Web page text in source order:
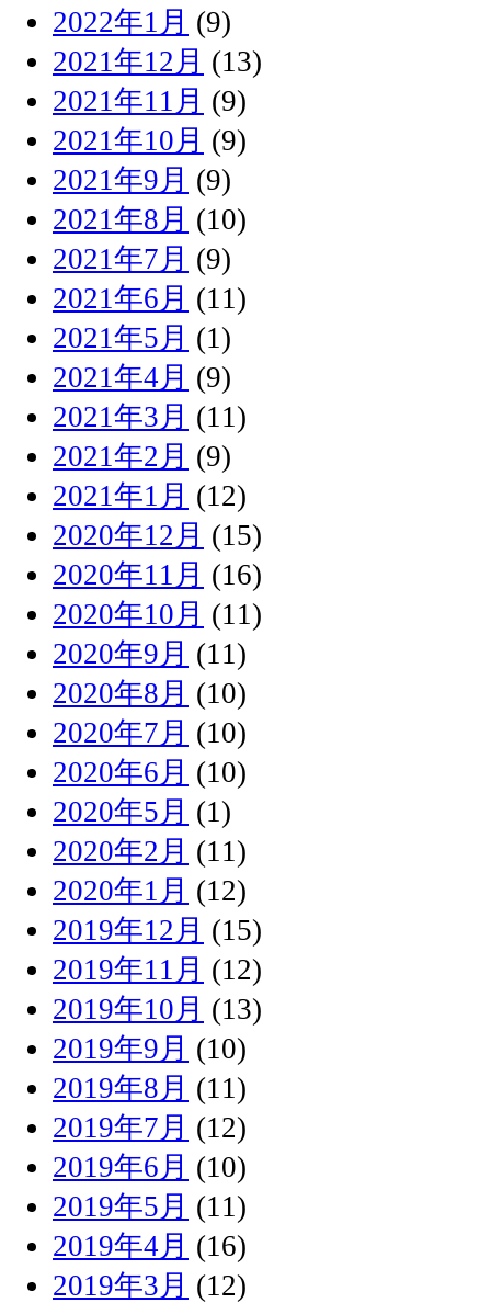
2022年1月 (9)
2021年12月 (13)
2021年11月 (9)
2021年10月 (9)
2021年9月 (9)
2021年8月 (10)
2021年7月 (9)
2021年6月 (11)
2021年5月 (1)
2021年4月 (9)
2021年3月 (11)
2021年2月 (9)
2021年1月 (12)
2020年12月 (15)
2020年11月 (16)
2020年10月 (11)
2020年9月 (11)
2020年8月 (10)
2020年7月 (10)
2020年6月 (10)
2020年5月 (1)
2020年2月 (11)
2020年1月 (12)
2019年12月 (15)
2019年11月 (12)
2019年10月 (13)
2019年9月 (10)
2019年8月 (11)
2019年7月 (12)
2019年6月 (10)
2019年5月 (11)
2019年4月 (16)
2019年3月 (12)